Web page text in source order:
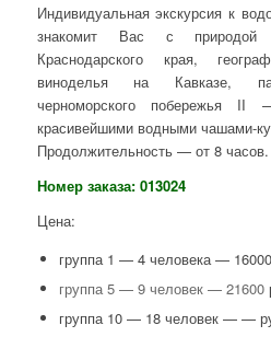
Индивидуальная экскурсия к
знакомит Вас с природой
Краснодарского края,
виноделья на Кавказе,
черноморского
красивейшими водными чашами-
Продолжительность — от 8 часов.
Номер заказа: 013024
Цена:
группа 1 — 4 человека —
группа 5 — 9 человек — 21600
группа 10 — 18 человек — —